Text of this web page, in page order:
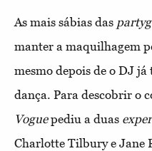
As mais sábias das
manter a maquilhagem
mesmo depois de o DJ
dança. Para descobrir o
Voguepediu a duas
Charlotte Tilbury e Jane